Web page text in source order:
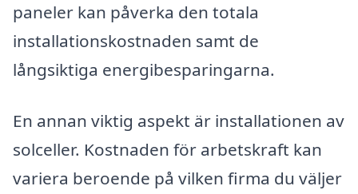
paneler kan påverka den totala
installationskostnaden samt de
långsiktiga energibesparingarna.
En annan viktig aspekt är installationen av
solceller. Kostnaden för arbetskraft kan
variera beroende på vilken firma du väljer